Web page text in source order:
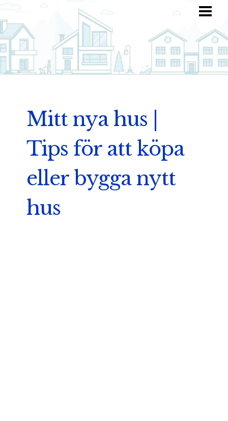
HITTA INSPIRATION
TOTALKOSTNAD
ANVÄND DIN FANTASI
Mitt nya hus |
Tips för att köpa
eller bygga nytt
hus